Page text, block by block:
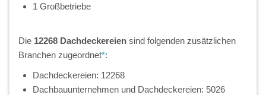
1 Großbetriebe
Die 12268 Dachdeckereien sind folgenden zusätzlichen
Branchen zugeordnet*:
Dachdeckereien: 12268
Dachbauunternehmen und Dachdeckereien: 5026